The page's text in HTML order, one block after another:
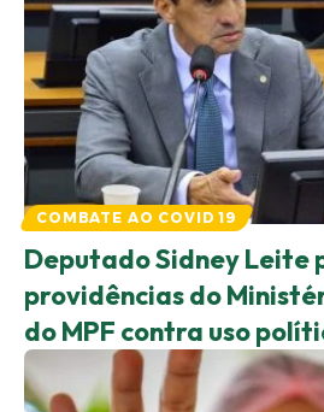
COMBATE AO COVID 19
Deputado Sidney Leite
providências do
do MPF contra uso